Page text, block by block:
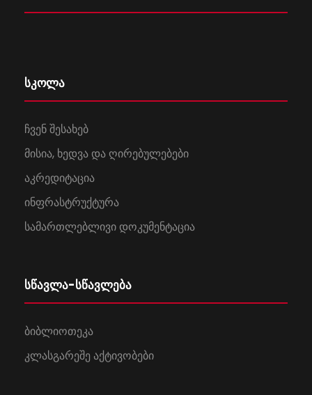
სკოლა
ჩვენ შესახებ
მისია, ხედვა და ღირებულებები
აკრედიტაცია
ინფრასტრუქტურა
სამართლებლივი დოკუმენტაცია
სწავლა-სწავლება
ბიბლიოთეკა
კლასგარეშე აქტივობები